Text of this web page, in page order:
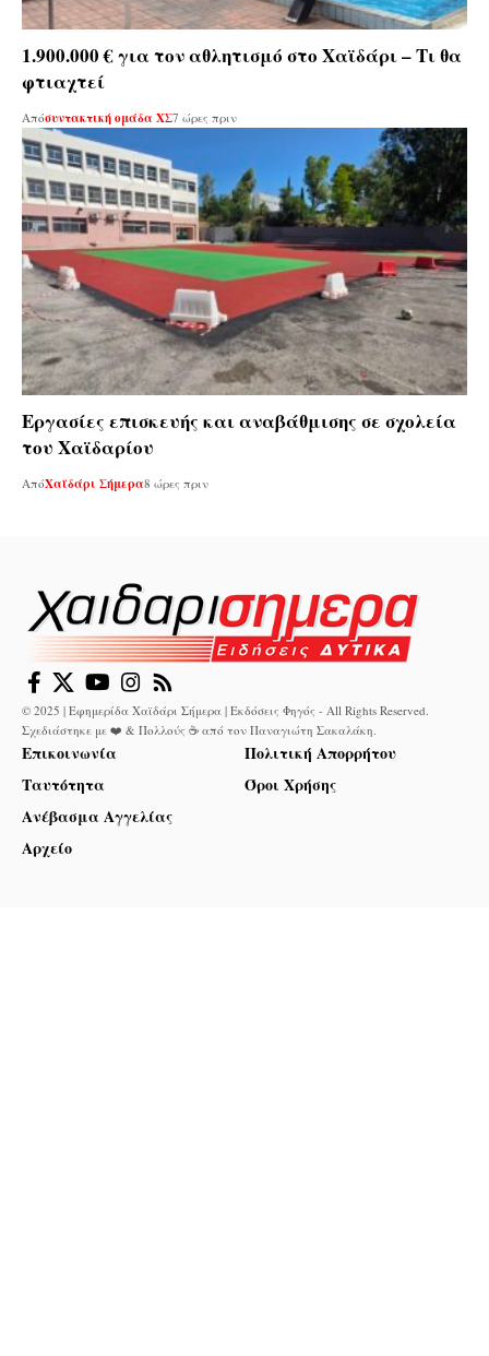
1.900.000 € για τον αθλητισμό στο Χαϊδάρι – Τι θα
φτιαχτεί
Απόσυντακτική ομάδα ΧΣ7 ώρες πριν
Εργασίες επισκευής και αναβάθμισης σε σχολεία
του Χαϊδαρίου
ΑπόΧαϊδάρι Σήμερα8 ώρες πριν
© 2025 | Εφημερίδα Χαϊδάρι Σήμερα | Εκδόσεις Φηγός - All Rights Reserved.
Σχεδιάστηκε με ❤️ & Πολλούς ☕ από τον Παναγιώτη Σακαλάκη.
Επικοινωνία
Ταυτότητα
Ανέβασμα Αγγελίας
Αρχείο
Πολιτική Απορρήτου
Όροι Χρήσης